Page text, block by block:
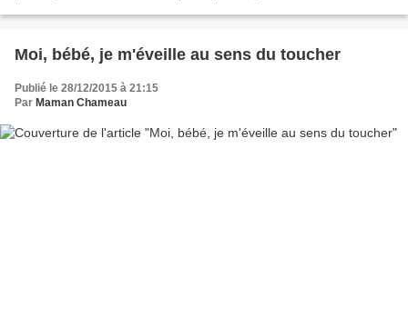
Moi, bébé, je m'éveille au sens du toucher
Publié le 28/12/2015 à 21:15
Par Maman Chameau